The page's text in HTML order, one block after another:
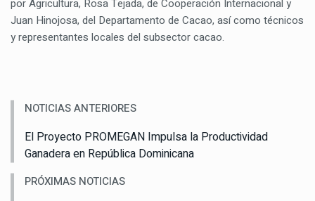
por Agricultura, Rosa Tejada, de Cooperación Internacional y
Juan Hinojosa, del Departamento de Cacao, así como técnicos
y representantes locales del subsector cacao.
NOTICIAS ANTERIORES
El Proyecto PROMEGAN Impulsa la Productividad
Ganadera en República Dominicana
PRÓXIMAS NOTICIAS